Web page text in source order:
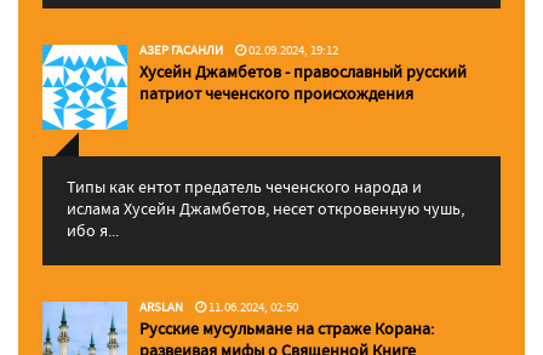
АЗЕР ГАСАНЛИ 02.09.2024, 19:12
Хусейн Джамбетов - православный русский
патриот чеченского происхождения
Типы как ентот предатель чеченского народа и
ислама Хусейн Джамбетов, несет откровенную чушь,
ибо я...
ARSLAN 11.06.2024, 02:50
Русские мусульмане на страже Корана:
pазвеивая мифы о Священной Книге